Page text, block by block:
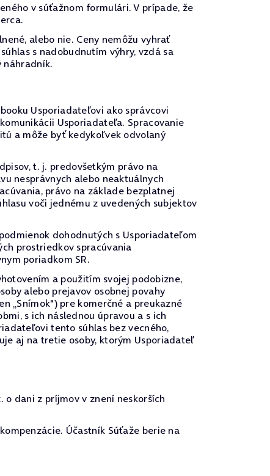
v súťažnom formulári. V prípade, že
alebo nie. Ceny nemôžu vyhrať
s nadobudnutím výhry, vzdá sa
náhradník.
Usporiadateľovi ako správcovi
Usporiadateľa. Spracovanie
a môže byť kedykoľvek odvolaný
t. j. predovšetkým právo na
nesprávnych alebo neaktuálnych
právo na základe bezplatnej
voči jednému z uvedených subjektov
dohodnutých s Usporiadateľom
prostriedkov spracúvania
poriadkom SR.
a použitím svojej podobizne,
alebo prejavov osobnej povahy
„Snímok") pre komerčné a preukazné
s ich následnou úpravou a s ich
tento súhlas bez vecného,
aj na tretie osoby, ktorým Usporiadateľ
dani z príjmov v znení neskorších
Účastník Súťaže berie na